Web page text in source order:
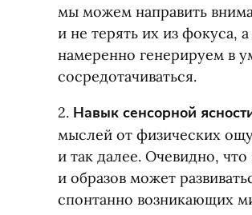
мы можем направить
и не терять их из фокуса,
намеренно генерируем в
сосредотачиваться.
2. Навык сенсорной
мыслей от физических
и так далее. Очевидно,
и образов может
спонтанно возникающих